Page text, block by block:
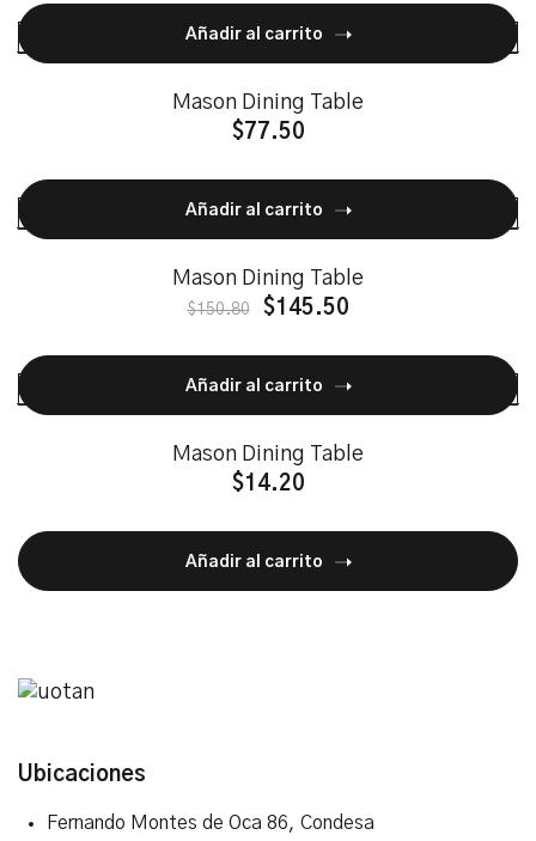
Añadir al carrito
Mason Dining Table
$77.50
Añadir al carrito
Mason Dining Table
$150.80 $145.50
Añadir al carrito
Mason Dining Table
$14.20
Añadir al carrito
Ubicaciones
Fernando Montes de Oca 86, Condesa